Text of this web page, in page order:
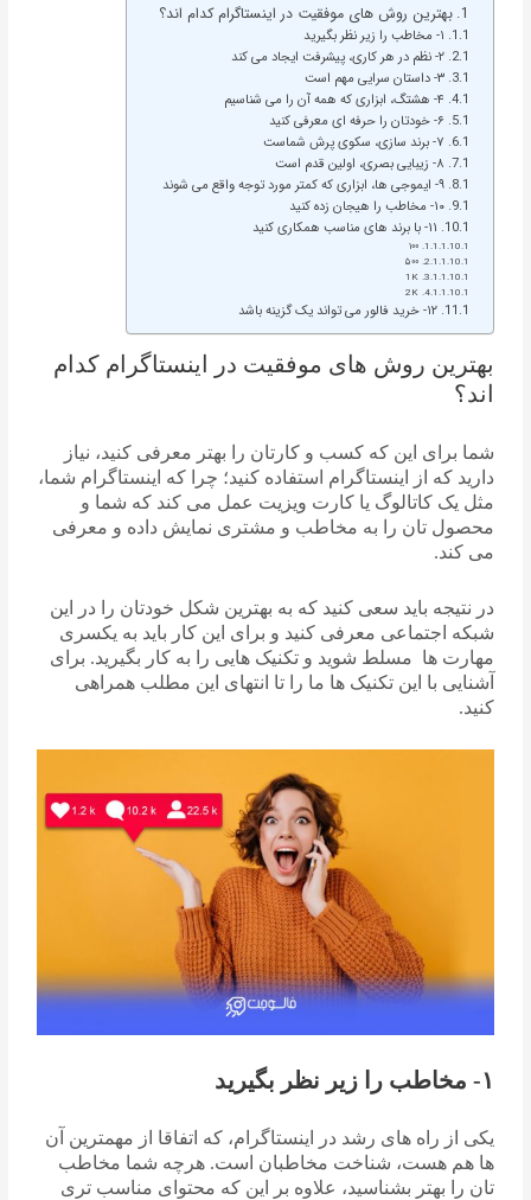
بهترین روش های موفقیت در اینستاگرام کدام اند؟
۱- مخاطب را زیر نظر بگیرید
۲- نظم در هر کاری، پیشرفت ایجاد می کند
۳- داستان سرایی مهم است
۴- هشتگ، ابزاری که همه آن را می شناسیم
۶- خودتان را حرفه ای معرفی کنید
۷- برند سازی، سکوی پرش شماست
۸- زیبایی بصری، اولین قدم است
۹- ایموجی ها، ابزاری که کمتر مورد توجه واقع می شوند
۱۰- مخاطب را هیجان زده کنید
۱۱- با برند های مناسب همکاری کنید
۱۰۰
۵۰۰
1K
2K
۱۲- خرید فالور می تواند یک گزینه باشد
بهترین روش های موفقیت در اینستاگرام کدام
اند؟
شما برای این که کسب و کارتان را بهتر معرفی کنید، نیاز
دارید که از اینستاگرام استفاده کنید؛ چرا که اینستاگرام شما،
مثل یک کاتالوگ یا کارت ویزیت عمل می کند که شما و
محصول تان را به مخاطب و مشتری نمایش داده و معرفی
می­ کند.
در نتیجه باید سعی کنید که به بهترین شکل خودتان را در این
شبکه اجتماعی معرفی کنید و برای این کار باید به یکسری
مهارت ها مسلط شوید و تکنیک هایی را به کار بگیرید. برای
آشنایی با این تکنیک ها ما را تا انتهای این مطلب همراهی
کنید.
۱- مخاطب را زیر نظر بگیرید
یکی از راه های رشد در اینستاگرام، که اتفاقا از مهمترین آن
ها هم هست، شناخت مخاطبان است. هرچه شما مخاطب
تان را بهتر بشناسید، علاوه بر این که محتوای مناسب تری